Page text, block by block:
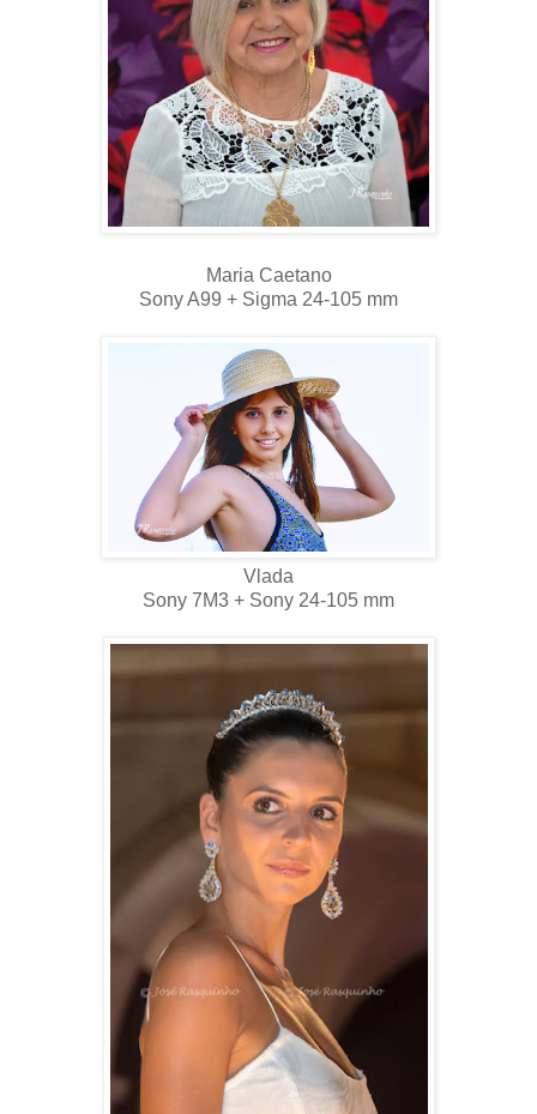
Maria Caetano
Sony A99 + Sigma 24-105 mm
Vlada
Sony 7M3 + Sony 24-105 mm